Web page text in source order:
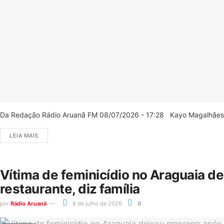
Da Redação Rádio Aruanã FM 08/07/2026 - 17:28 Kayo
LEIA MAIS
Vítima de feminicídio no Araguaia
restaurante, diz família
por Rádio Aruanã 8 de julho de 2026 0